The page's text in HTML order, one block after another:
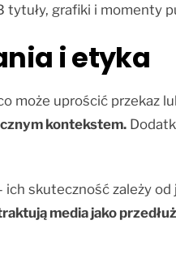
grafiki i momenty
i etyka
może uprościć przekaz
kontekstem.
skuteczność zależy
media jako